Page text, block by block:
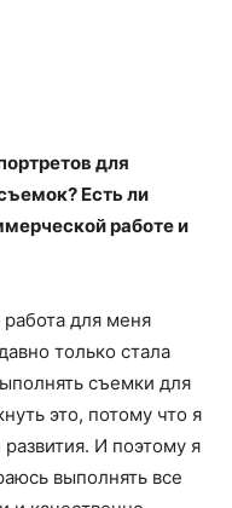
для
Есть ли
работе и
для меня
только стала
съемки для
это, потому что я
И поэтому я
выполнять все